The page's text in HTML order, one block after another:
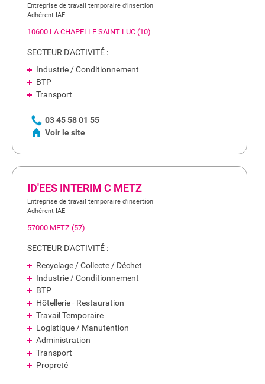
Entreprise de travail temporaire d’insertion
Adhérent IAE
10600 LA CHAPELLE SAINT LUC (10)
SECTEUR D'ACTIVITÉ :
Industrie / Conditionnement
BTP
Transport
03 45 58 01 55
Voir le site
ID'EES INTERIM C METZ
Entreprise de travail temporaire d’insertion
Adhérent IAE
57000 METZ (57)
SECTEUR D'ACTIVITÉ :
Recyclage / Collecte / Déchet
Industrie / Conditionnement
BTP
Hôtellerie - Restauration
Travail Temporaire
Logistique / Manutention
Administration
Transport
Propreté